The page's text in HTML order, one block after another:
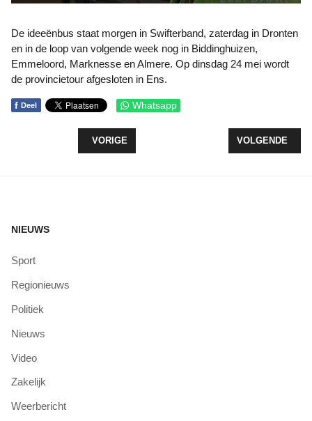
De ideeënbus staat morgen in Swifterband, zaterdag in Dronten
en in de loop van volgende week nog in Biddinghuizen,
Emmeloord, Marknesse en Almere. Op dinsdag 24 mei wordt
de provincietour afgesloten in Ens.
f Deel Whatsapp
VORIG ARTIKEL: FLEVOLANDS GRAAN IS PRIMA
VORIGE VOLGENDE
VOLGENDE
NIEUWS
Sport
Regionieuws
Politiek
Nieuws
Video
Zakelijk
Weerbericht